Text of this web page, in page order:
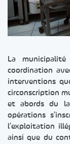
La
coordination
interventions
circonscription
et abords du
opérations
l’exploitation
ainsi que du